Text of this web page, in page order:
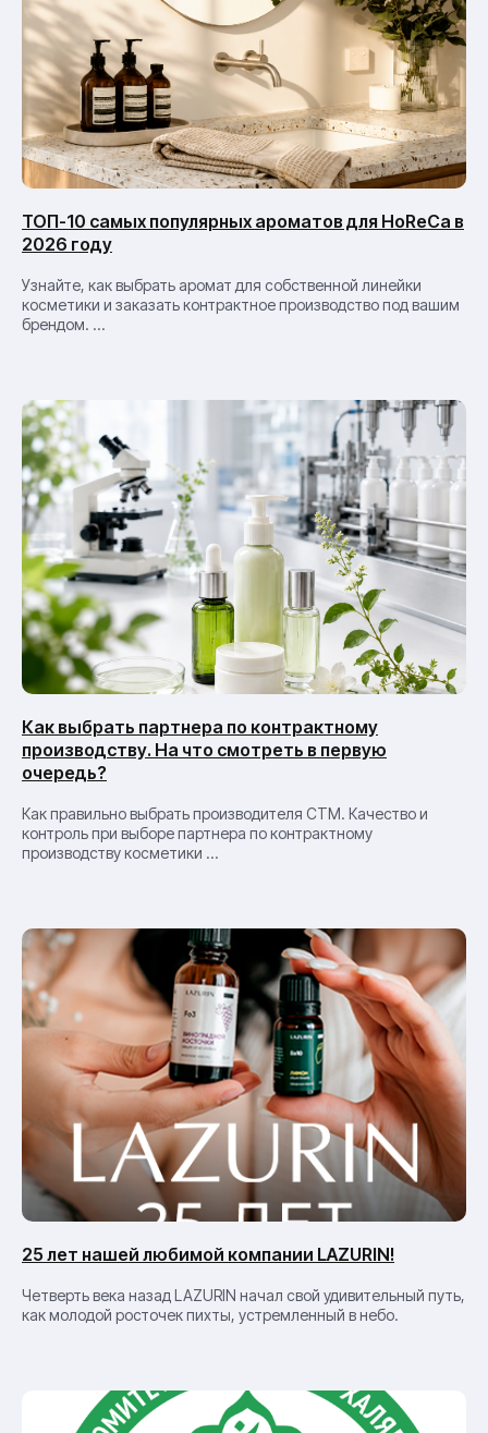
ТОП-10 самых популярных ароматов для HoReCa в
2026 году
Узнайте, как выбрать аромат для собственной линейки
косметики и заказать контрактное производство под вашим
брендом. ...
Как выбрать партнера по контрактному
производству. На что смотреть в первую
очередь?
Как правильно выбрать производителя СТМ. Качество и
контроль при выборе партнера по контрактному
производству косметики ...
25 лет нашей любимой компании LAZURIN!
Четверть века назад LAZURIN начал свой удивительный путь,
как молодой росточек пихты, устремленный в небо.